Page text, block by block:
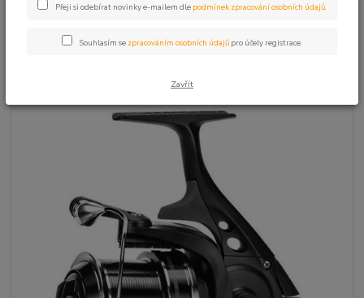
Okuma naviják Big Bomber Spod
8000
Přeji si odebírat novinky e-mailem dle podmínek zpracování osobních údajů.
Souhlasím se zpracováním osobních údajů pro účely registrace.
Zavřít